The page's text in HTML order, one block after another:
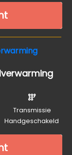
Transmissie
Handgeschakeld